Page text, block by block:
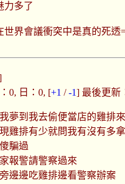
力多了
世界會議衝突中是真的死透
0, 日：0, [+1 /-1] 最後更新
夢到我去偷便當店的雞排
雞排有少就問我有沒有多拿
騙過
報警請警察過來
邊邊吃雞排邊看警察辦案